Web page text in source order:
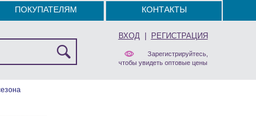
ПОКУПАТЕЛЯМ КОНТАКТЫ
ВХОД| РЕГИСТРАЦИЯ
Зарегистрируйтесь,
чтобы увидеть оптовые цены